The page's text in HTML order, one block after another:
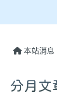
本站消息
分月文